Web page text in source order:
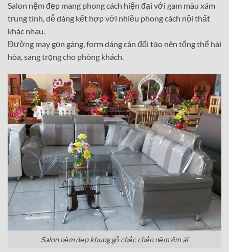
Salon nệm đẹp mang phong cách hiện đại với gam màu xám
trung tính, dễ dàng kết hợp với nhiều phong cách nội thất
khác nhau.
Đường may gọn gàng, form dáng cân đối tạo nên tổng thể hài
hòa, sang trọng cho phòng khách.
Salon nệm đẹp khung gỗ chắc chắn nệm êm ái